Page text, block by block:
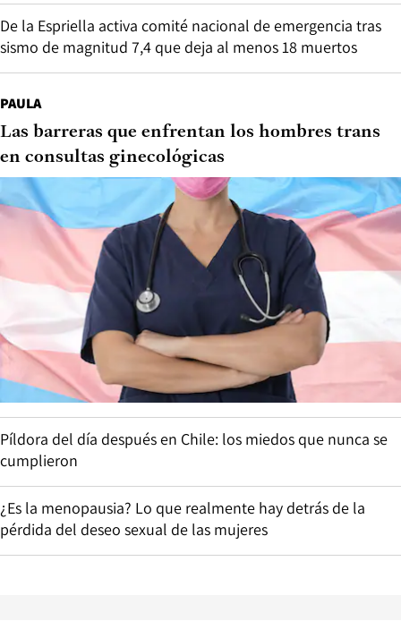
De la Espriella activa comité nacional de emergencia tras
sismo de magnitud 7,4 que deja al menos 18 muertos
PAULA
Las barreras que enfrentan los hombres trans
en consultas ginecológicas
Píldora del día después en Chile: los miedos que nunca se
cumplieron
¿Es la menopausia? Lo que realmente hay detrás de la
pérdida del deseo sexual de las mujeres